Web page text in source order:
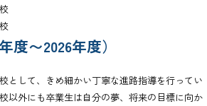
度〜2026年度）
として、きめ細かい丁寧な進路指導を行ってい
以外にも卒業生は自分の夢、将来の目標に向か